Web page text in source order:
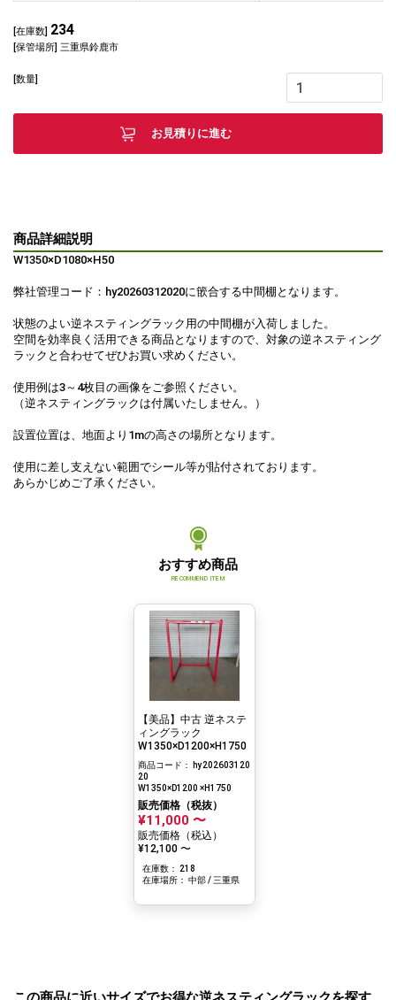
[在庫数] 234
[保管場所] 三重県鈴鹿市
[数量]
お見積りに進む
商品詳細説明
W1350×D1080×H50
弊社管理コード：hy20260312020に篏合する中間棚となります。
状態のよい逆ネスティングラック用の中間棚が入荷しました。
空間を効率良く活用できる商品となりますので、対象の逆ネスティング
ラックと合わせてぜひお買い求めください。
使用例は3～4枚目の画像をご参照ください。
（逆ネスティングラックは付属いたしません。）
設置位置は、地面より1mの高さの場所となります。
使用に差し支えない範囲でシール等が貼付されております。
あらかじめご了承ください。
おすすめ商品
RECOMMEND ITEM
【美品】中古 逆ネステ
ィングラック
W1350×D1200×H1750
商品コード： hy202603120
20
W1350×D1200 ×H1750
販売価格（税抜）
¥11,000 〜
販売価格（税込）
¥12,100 〜
在庫数： 218
在庫場所： 中部 / 三重県